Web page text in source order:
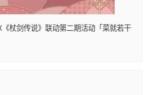
《杖剑传说》联动第二期活动「菜就若干